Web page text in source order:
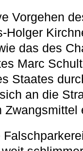
Vorgehen
Holger
das des
Marc
Staates
an die
Zwangsmittel